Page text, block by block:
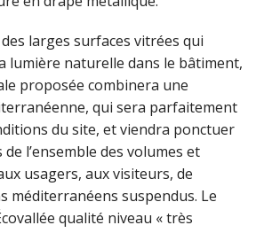
larges surfaces vitrées qui
lumière naturelle dans le bâtiment,
proposée combinera une
qui sera parfaitement
du site, et viendra ponctuer
l’ensemble des volumes et
usagers, aux visiteurs, de
méditerranéens suspendus. Le
qualité niveau « très